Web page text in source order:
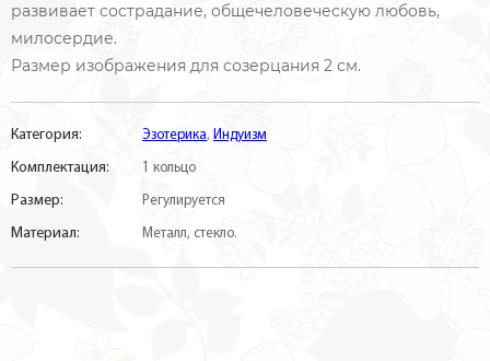
развивает сострадание, общечеловеческую любовь,
милосердие.
Размер изображения для созерцания 2 см.
Категория: Эзотерика, Индуизм
Комплектация: 1 кольцо
Размер: Регулируется
Материал: Металл, стекло.